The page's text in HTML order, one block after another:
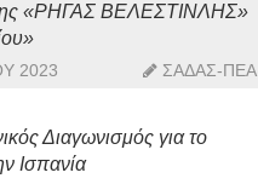
«ΡΗΓΑΣ ΒΕΛΕΣΤΙΝΛΗΣ»
2023 ΣΑΔΑΣ-ΠΕΑ
Διαγωνισμός για το
Ισπανία